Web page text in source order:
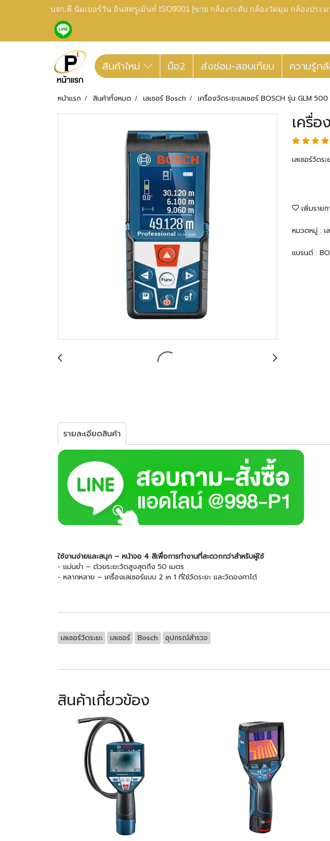
บจก.พี นัมเบอร์วัน อินสตรูเม้นท์ ISO9001 [ขาย กล้องระดับ กล้องวัดมุม กล้องปร
สินค้าใหม่ มือ2 ส่งซ่อม-สอบเทียบ ความรู้ก
หน้าแรก สินค้าทั้งหมด เลเซอร์ Bosch เครื่องวัดระยะเลเซอร์ BOSCH รุ่น GLM 500
เครื่อ
เลเซอร์วัดร
เพิ่มรายก
หมวดหมู่ : เ
แบรนด์ :
รายละเอียดสินค้า
ใช้งานง่ายและสนุก – หน้าจอ 4 สีเพื่อการทำงานที่สะดวกกว่าสำหรับผู้ใช้
- แม่นยำ – ด้วยระยะวัดสูงสุดถึง 50 เมตร
- หลากหลาย – เครื่องเลเซอร์แบบ 2 in 1 ที่ใช้วัดระยะ และวัดองศาได้
เลเซอร์วัดระยะ เลเซอร์ Bosch อุปกรณ์สำรวจ
สินค้าเกี่ยวข้อง